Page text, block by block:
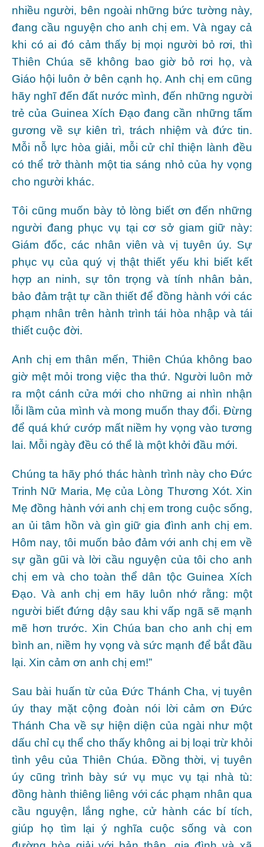
nhiều người, bên ngoài những bức tường này,
đang cầu nguyện cho anh chị em. Và ngay cả
khi có ai đó cảm thấy bị mọi người bỏ rơi, thì
Thiên Chúa sẽ không bao giờ bỏ rơi họ, và
Giáo hội luôn ở bên cạnh họ. Anh chị em cũng
hãy nghĩ đến đất nước mình, đến những người
trẻ của Guinea Xích Đạo đang cần những tấm
gương về sự kiên trì, trách nhiệm và đức tin.
Mỗi nỗ lực hòa giải, mỗi cử chỉ thiện lành đều
có thể trở thành một tia sáng nhỏ của hy vọng
cho người khác.
Tôi cũng muốn bày tỏ lòng biết ơn đến những
người đang phục vụ tại cơ sở giam giữ này:
Giám đốc, các nhân viên và vị tuyên úy. Sự
phục vụ của quý vị thật thiết yếu khi biết kết
hợp an ninh, sự tôn trọng và tính nhân bản,
bảo đảm trật tự cần thiết để đồng hành với các
phạm nhân trên hành trình tái hòa nhập và tái
thiết cuộc đời.
Anh chị em thân mến, Thiên Chúa không bao
giờ mệt mỏi trong việc tha thứ. Người luôn mở
ra một cánh cửa mới cho những ai nhìn nhận
lỗi lầm của mình và mong muốn thay đổi. Đừng
để quá khứ cướp mất niềm hy vọng vào tương
lai. Mỗi ngày đều có thể là một khởi đầu mới.
Chúng ta hãy phó thác hành trình này cho Đức
Trinh Nữ Maria, Mẹ của Lòng Thương Xót. Xin
Mẹ đồng hành với anh chị em trong cuộc sống,
an ủi tâm hồn và gìn giữ gia đình anh chị em.
Hôm nay, tôi muốn bảo đảm với anh chị em về
sự gần gũi và lời cầu nguyện của tôi cho anh
chị em và cho toàn thể dân tộc Guinea Xích
Đạo. Và anh chị em hãy luôn nhớ rằng: một
người biết đứng dậy sau khi vấp ngã sẽ mạnh
mẽ hơn trước. Xin Chúa ban cho anh chị em
bình an, niềm hy vọng và sức mạnh để bắt đầu
lại. Xin cảm ơn anh chị em!”
Sau bài huấn từ của Đức Thánh Cha, vị tuyên
úy thay mặt cộng đoàn nói lời cảm ơn Đức
Thánh Cha về sự hiện diện của ngài như một
dấu chỉ cụ thể cho thấy không ai bị loại trừ khỏi
tình yêu của Thiên Chúa. Đồng thời, vị tuyên
úy cũng trình bày sứ vụ mục vụ tại nhà tù:
đồng hành thiêng liêng với các phạm nhân qua
cầu nguyện, lắng nghe, cử hành các bí tích,
giúp họ tìm lại ý nghĩa cuộc sống và con